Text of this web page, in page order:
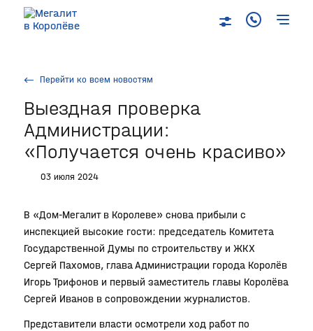
Перейти ко всем новостям
Выездная проверка
Администрации:
«Получается очень красиво»
03 июля 2024
В «Дом-Мегалит в Королеве» снова прибыли с
инспекцией высокие гости: председатель Комитета
Государственной Думы по строительству и ЖКХ
Сергей Пахомов, глава Администрации города Королёв
Игорь Трифонов и первый заместитель главы Королёва
Сергей Иванов в сопровождении журналистов.
Представители власти осмотрели ход работ по